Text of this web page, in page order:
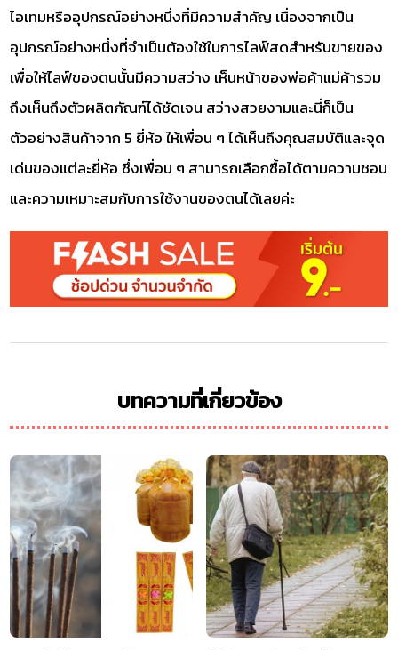
ไอเทมหรืออุปกรณ์อย่างหนึ่งที่มีความสำคัญ เนื่องจากเป็น
อุปกรณ์อย่างหนึ่งที่จำเป็นต้องใช้ในการไลฟ์สดสำหรับขายของ
เพื่อให้ไลฟ์ของตนนั้นมีความสว่าง เห็นหน้าของพ่อค้าแม่ค้ารวม
ถึงเห็นถึงตัวผลิตภัณฑ์ได้ชัดเจน สว่างสวยงามและนี่ก็เป็น
ตัวอย่างสินค้าจาก 5 ยี่ห้อ ให้เพื่อน ๆ ได้เห็นถึงคุณสมบัติและจุด
เด่นของแต่ละยี่ห้อ ซึ่งเพื่อน ๆ สามารถเลือกซื้อได้ตามความชอบ
และความเหมาะสมกับการใช้งานของตนได้เลยค่ะ
บทความที่เกี่ยวข้อง